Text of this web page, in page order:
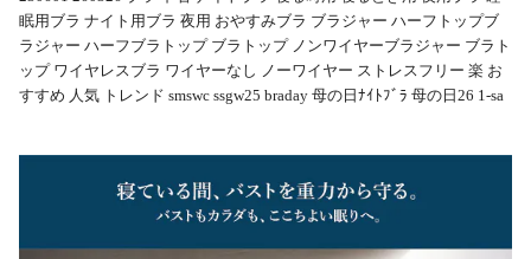
眠用ブラ ナイト用ブラ 夜用 おやすみブラ ブラジャー ハーフトップブ
ラジャー ハーフブラトップ ブラトップ ノンワイヤーブラジャー ブラト
ップ ワイヤレスブラ ワイヤーなし ノーワイヤー ストレスフリー 楽 お
すすめ 人気 トレンド smswc ssgw25 braday 母の日ﾅｲﾄﾌﾞﾗ 母の日26 1-sa